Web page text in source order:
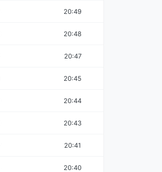
20:49
20:48
20:47
20:45
20:44
20:43
20:41
20:40